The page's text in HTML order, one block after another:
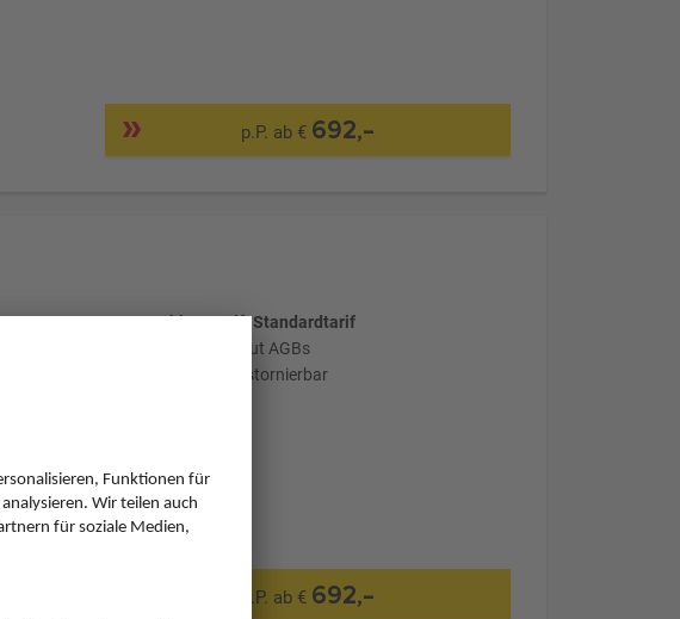
p.P. ab € 692,-
gewählter Tarif: Standardtarif
stornierbar laut AGBs
nicht flexibel stornierbar
p.P. ab € 692,-